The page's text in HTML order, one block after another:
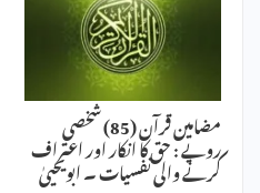
مضامین قرآن (85) شخصی
رویے : حق کا انکار اور اعتراف
کرنے والی نفسیات ۔ ابویحییٰ